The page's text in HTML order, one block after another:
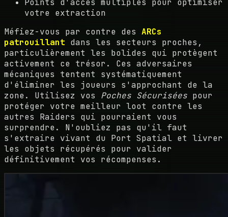
Points d'accès multiples pour optimiser
votre extraction
Méfiez-vous par contre des ARCs
patrouillant dans les secteurs proches,
particulièrement les bolides qui protègent
activement ce trésor. Ces adversaires
mécaniques tentent systématiquement
d'éliminer les joueurs s'approchant de la
zone. Utilisez vos Poches Sécurisées pour
protéger votre meilleur loot contre les
autres Raiders qui pourraient vous
surprendre. N'oubliez pas qu'il faut
s'extraire vivant du Port Spatial et livrer
les objets récupérés pour valider
définitivement vos récompenses.